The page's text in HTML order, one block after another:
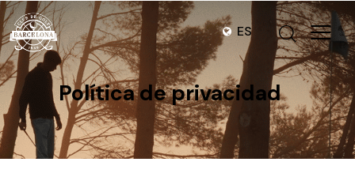
ES
Política de privacidad